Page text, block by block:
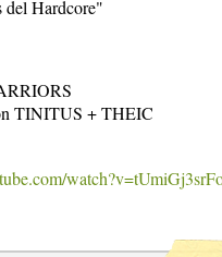
del Hardcore"
TINITUS + THEIC